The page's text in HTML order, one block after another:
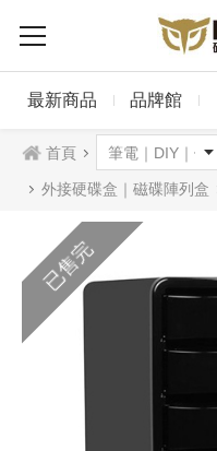
最新商品 品牌館
首頁
外接硬碟盒｜磁碟陣列盒
已售完